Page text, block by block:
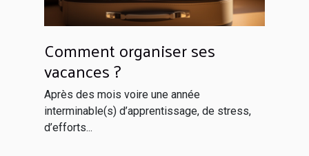
Comment organiser ses
vacances ?
Après des mois voire une année
interminable(s) d’apprentissage, de stress,
d’efforts...